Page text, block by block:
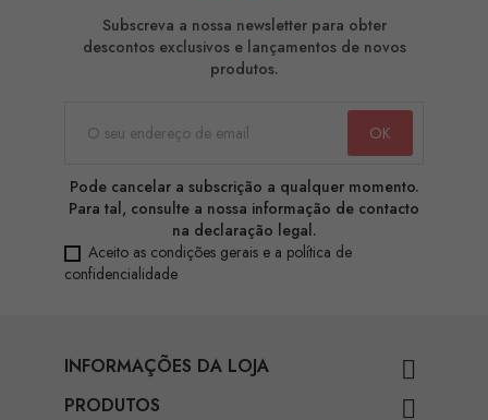
Subscreva a nossa newsletter para obter
descontos exclusivos e lançamentos de novos
produtos.
Pode cancelar a subscrição a qualquer momento.
Para tal, consulte a nossa informação de contacto
na declaração legal.
Aceito as condições gerais e a política de
confidencialidade
INFORMAÇÕES DA LOJA 
PRODUTOS 